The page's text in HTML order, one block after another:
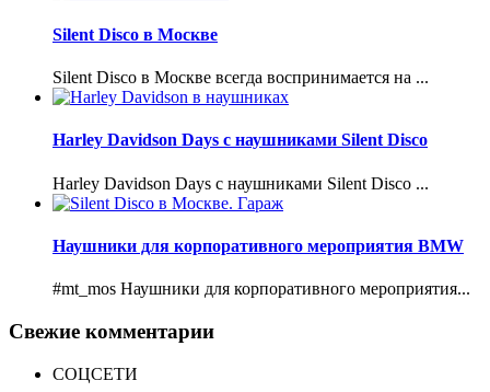
Silent Disco в Москве
Silent Disco в Москве всегда воспринимается на ...
Harley Davidson Days с наушниками Silent Disco
Harley Davidson Days с наушниками Silent Disco ...
Наушники для корпоративного мероприятия BMW
#mt_mos Наушники для корпоративного мероприятия...
Свежие комментарии
СОЦСЕТИ